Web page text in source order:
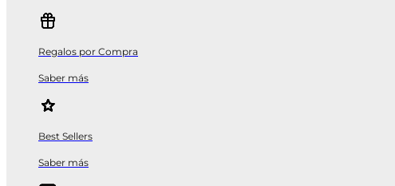
Regalos por Compra
Saber más
Best Sellers
Saber más